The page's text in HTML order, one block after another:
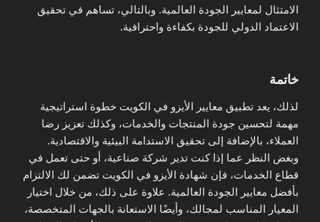
الامتثال لمعايير الجودة العالمية. وبالتالي، تساهم في تحقيق
الاعتماد الدولي للجودة بكفاءة واحترافية.
خاتمة
لذلك، يعد تطبيق معايير الأيزو في الكويت خطوة استراتيجية
مهمة لتحسين جودة المنتجات والخدمات، وكذلك تعزيز رضا
العملاء، بالإضافة إلى تحقيق الاستدامة البيئية والاقتصادية.
وبغض النظر عما إذا كنت تدير شركة صناعية، أو حتى تعمل في
قطاع الخدمات، فإن شهادة الأيزو في الكويت تضمن لك الالتزام
بأفضل معايير الجودة العالمية. علاوة على ذلك، من خلال اختيار
المعيار المناسب لمجالك، وأيضًا الاستعانة بالجهات المتخصصة،